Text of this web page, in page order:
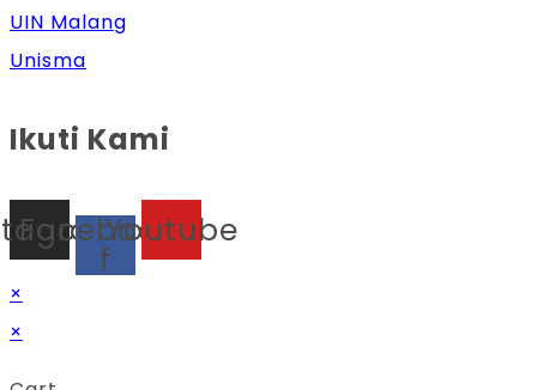
UIN Malang
Unisma
Ikuti Kami
Facebook-
f
Youtube
×
×